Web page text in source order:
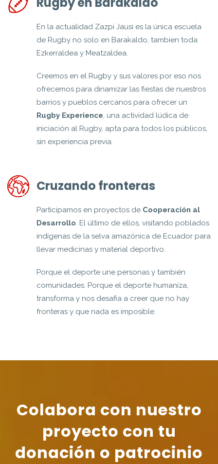
En la actualidad Zazpi Jausi es la única escuela
de Rugby no solo en Barakaldo, tambien toda
Ezkerraldea y Meatzaldea.
Creemos en el Rugby y sus valores por eso nos
ofrecemos para dinamizar las fiestas de nuestros
barrios y pueblos cercanos para ofrecer un
Rugby Experience , una actividad lúdica de
iniciación al Rugby, apta para todos los públicos,
sin experiencia previa.
Cruzando fronteras
Participamos en proyectos de Cooperación al
Desarrollo . El último de ellos, visitando poblados
indígenas de la selva amazónica de Ecuador para
llevar medicinas y material deportivo.
Porque el deporte une personas y también
comunidades. Porque el deporte humaniza,
transforma y nos desafia a creer que no hay
fronteras y que nada es imposible.
Colabora con nuestro
proyecto con tu
donación o patrocinio